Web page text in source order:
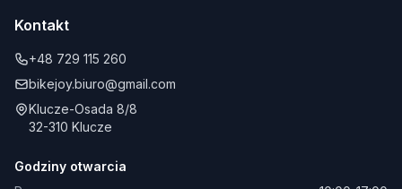
Kontakt
+48 729 115 260
bikejoy.biuro@gmail.com
Klucze-Osada 8/8
32-310 Klucze
Godziny otwarcia